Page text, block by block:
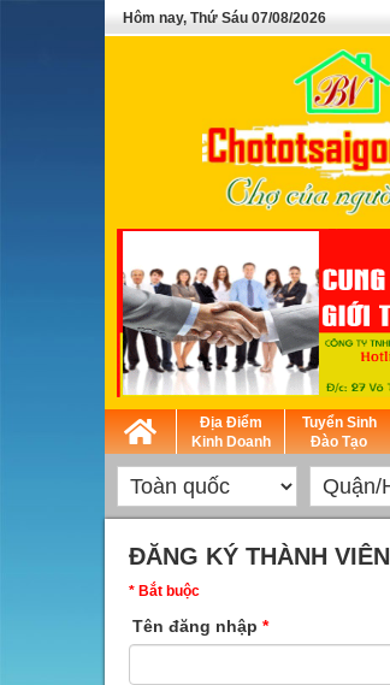
Hôm nay, Thứ Sáu 07/08/2026
Địa Điểm
Kinh Doanh
Tuyển Sinh
Đào Tạo
ĐĂNG KÝ THÀNH VIÊN
* Bắt buộc
Tên đăng nhập *